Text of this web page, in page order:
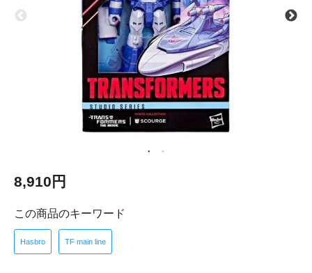
8,910円
この商品のキーワード
Hasbro TF main line